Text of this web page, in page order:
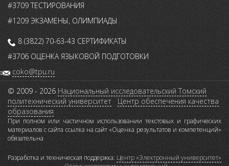
#3709 ТЕСТИРОВАНИЯ
#1209 ЭКЗАМЕНЫ, ОЛИМПИАДЫ
8 (3822) 70-63-43 СЕРТИФИКАТЫ
#3706 ОЦЕНКА ЯЗЫКОВОЙ ПОДГОТОВКИ
coko@tpu.ru
© 2009 - 2026 Национальный исследовательский Томский
политехнический университет
Центр обеспечения качества
образования
При полном или частичном использовании текстовых и графических
материалов с сайта ссылка на сайт «Оценка результатов и компетенций»
обязательна
Разработка и техническая поддержка: Центр «Электронный университет»